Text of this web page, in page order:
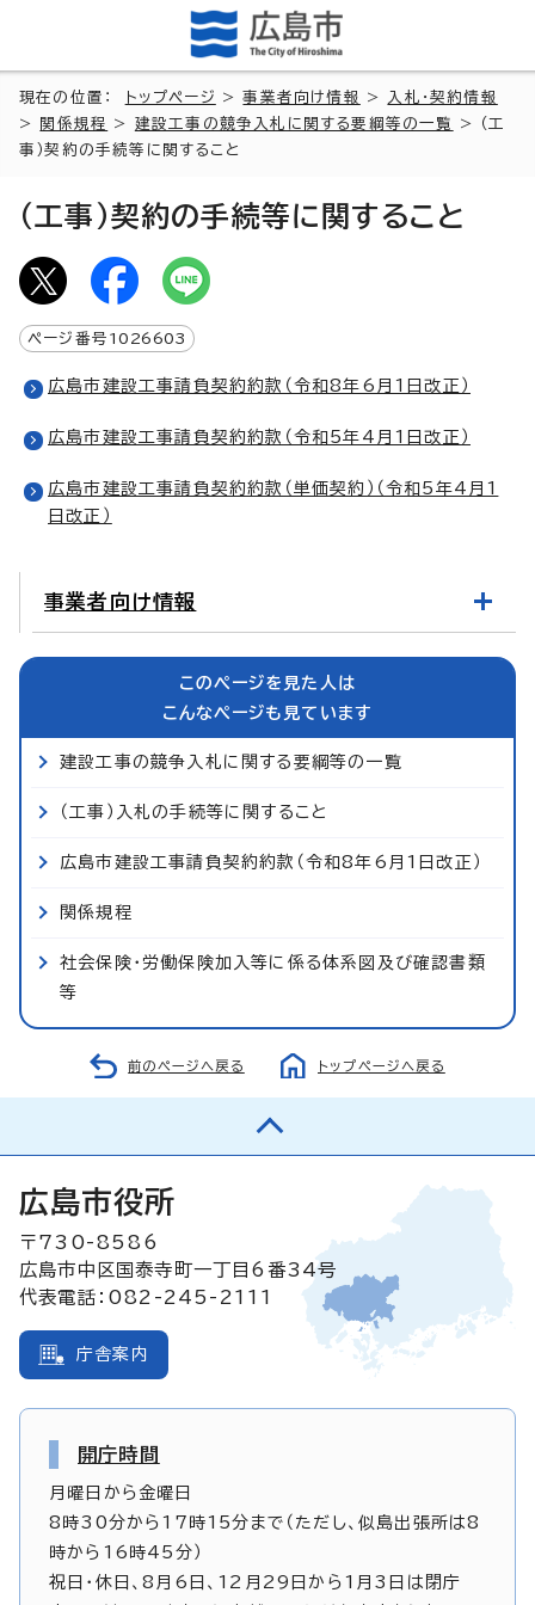
現在の位置： トップページ >事業者向け情報 >
入札・契約情報
>
関係規程 > 建設工事の競争入札に関する要綱等の一覧
> （工
事）契約の手続等に関すること
（工事）契約の手続等に関すること
ページ番号 1026603
広島市建設工事請負契約約款（令和8年6月1日改正）
広島市建設工事請負契約約款（令和5年4月1日改正）
広島市建設工事請負契約約款（単価契約）（令和5年4月1
日改正）
事業者向け情報
このページを見た人は
こんなページも見ています
建設工事の競争入札に関する要綱等の一覧
（工事）入札の手続等に関すること
広島市建設工事請負契約約款（令和8年6月1日改正）
関係規程
社会保険・労働保険加入等に係る体系図及び確認書類
等
前のページへ戻る トップページへ戻る
広島市役所
〒730-8586
広島市中区国泰寺町一丁目6番34号
代表電話：082-245-2111
庁舎案内
開庁時間
月曜日から金曜日
8時30分から17時15分まで（ただし、似島出張所は8
時から16時45分）
祝日・休日、8月6日、12月29日から1月3日は閉庁